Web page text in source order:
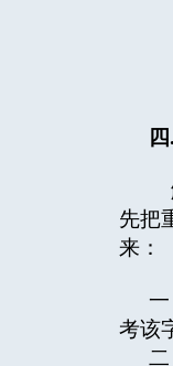
四.
先把
来：
考该